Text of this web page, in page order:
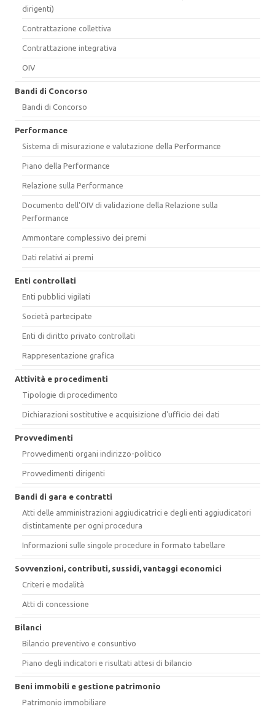
dirigenti)
Contrattazione collettiva
Contrattazione integrativa
OIV
Bandi di Concorso
Bandi di Concorso
Performance
Sistema di misurazione e valutazione della Performance
Piano della Performance
Relazione sulla Performance
Documento dell'OIV di validazione della Relazione sulla
Performance
Ammontare complessivo dei premi
Dati relativi ai premi
Enti controllati
Enti pubblici vigilati
Società partecipate
Enti di diritto privato controllati
Rappresentazione grafica
Attività e procedimenti
Tipologie di procedimento
Dichiarazioni sostitutive e acquisizione d'ufficio dei dati
Provvedimenti
Provvedimenti organi indirizzo-politico
Provvedimenti dirigenti
Bandi di gara e contratti
Atti delle amministrazioni aggiudicatrici e degli enti aggiudicatori
distintamente per ogni procedura
Informazioni sulle singole procedure in formato tabellare
Sovvenzioni, contributi, sussidi, vantaggi economici
Criteri e modalità
Atti di concessione
Bilanci
Bilancio preventivo e consuntivo
Piano degli indicatori e risultati attesi di bilancio
Beni immobili e gestione patrimonio
Patrimonio immobiliare